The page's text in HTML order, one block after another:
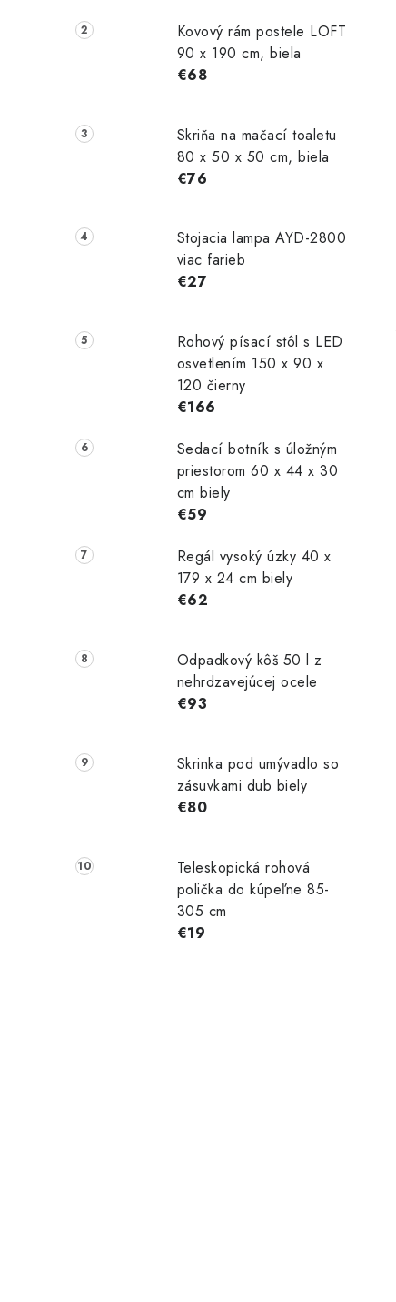
Kovový rám postele LOFT
90 x 190 cm, biela
€68
Skriňa na mačací toaletu
80 x 50 x 50 cm, biela
€76
Stojacia lampa AYD-2800
viac farieb
€27
Rohový písací stôl s LED
osvetlením 150 x 90 x
120 čierny
€166
Sedací botník s úložným
priestorom 60 x 44 x 30
cm biely
€59
Regál vysoký úzky 40 x
179 x 24 cm biely
€62
Odpadkový kôš 50 l z
nehrdzavejúcej ocele
€93
Skrinka pod umývadlo so
zásuvkami dub biely
€80
Teleskopická rohová
polička do kúpeľne 85-
305 cm
€19